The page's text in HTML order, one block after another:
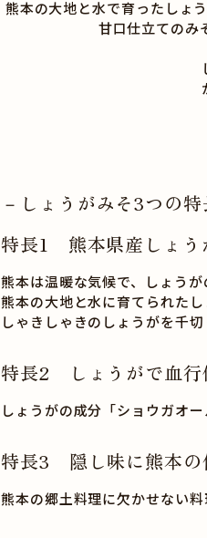
熊本の大地と水で育ったしょ
甘口仕立てのみそ
－しょうがみそ3つの
特長1 熊本県産しょう
熊本は温暖な気候で、しょう
熊本の大地と水に育てられた
しゃきしゃきのしょうがを千
特長2 しょうがで血行
しょうがの成分「ショウガオ
特長3 隠し味に熊本の
熊本の郷土料理に欠かせない